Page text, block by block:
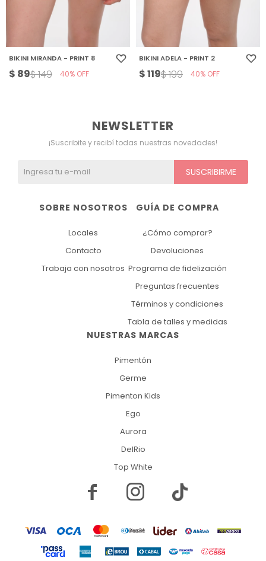
BIKINI MIRANDA - PRINT 8
$ 89$149 40
BIKINI ADELA - PRINT 2
$119$199 40
NUESTRAS MARCAS
Pimentón
Germe
Pimenton Kids
Ego
Aurora
DelRio
Top White
GUÍA DE COMPRA
¿Cómo comprar?
Devoluciones
Programa de fidelización
Preguntas frecuentes
Términos y condiciones
Tabla de talles y medidas
SOBRE NOSOTROS
Locales
Contacto
Trabaja con nosotros
NEWSLETTER
¡Suscribite y recibí todas nuestras novedades!
SUSCRIBIRME
 